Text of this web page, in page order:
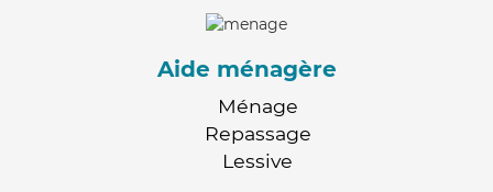
Aide ménagère
Ménage
Repassage
Lessive